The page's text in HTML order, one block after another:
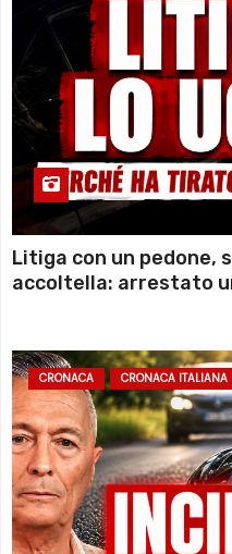
Litiga con un pedone,
accoltella: arrestato
CRONACA CRONACA ITALIANA